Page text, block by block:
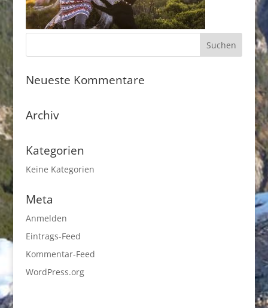
Neueste Kommentare
Archiv
Kategorien
Keine Kategorien
Meta
Anmelden
Eintrags-Feed
Kommentar-Feed
WordPress.org